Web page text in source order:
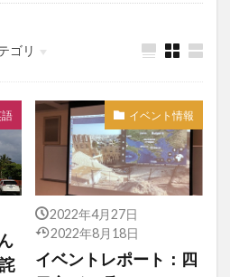
ゴリ
タイル
イベント情報
2022年4月27日
2022年8月18日
イベントレポート：四